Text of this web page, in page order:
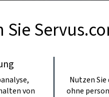
Sie
von
Nutzen
ohne